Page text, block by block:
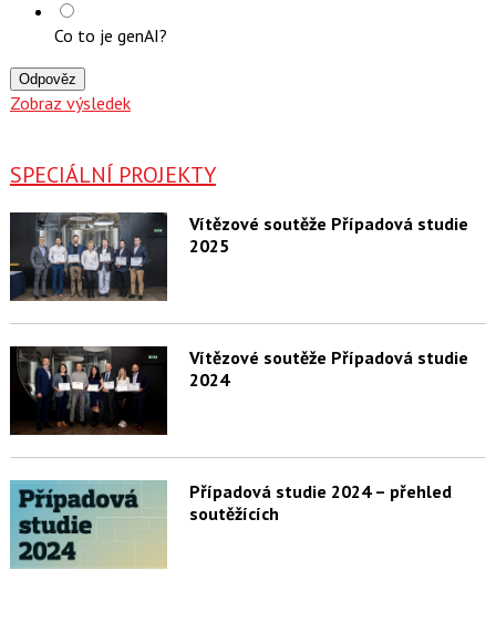
Co to je genAI?
Odpověz
Zobraz výsledek
SPECIÁLNÍ PROJEKTY
Vítězové soutěže Případová studie
2025
Vítězové soutěže Případová studie
2024
Případová studie 2024 – přehled
soutěžících